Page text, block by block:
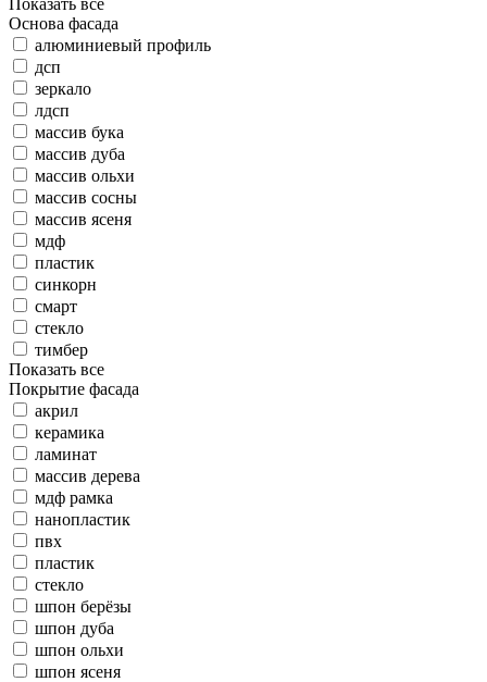
Основа фасада
алюминиевый профиль
дсп
зеркало
лдсп
массив бука
массив дуба
массив ольхи
массив сосны
массив ясеня
мдф
пластик
синкорн
смарт
стекло
тимбер
Показать все
Покрытие фасада
акрил
керамика
ламинат
массив дерева
мдф рамка
нанопластик
пвх
пластик
стекло
шпон берёзы
шпон дуба
шпон ольхи
шпон ясеня